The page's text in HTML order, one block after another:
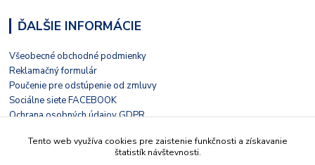
ĎALŠIE INFORMÁCIE
Všeobecné obchodné podmienky
Reklamačný formulár
Poučenie pre odstúpenie od zmluvy
Sociálne siete FACEBOOK
Ochrana osobných údajov GDPR
Kontaktný formulár
Tento web využíva cookies pre zaistenie funkčnosti a získavanie
štatistík návštevnosti.